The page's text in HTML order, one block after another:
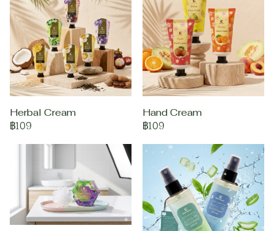
Herbal Cream
฿109
Hand Cream
฿109